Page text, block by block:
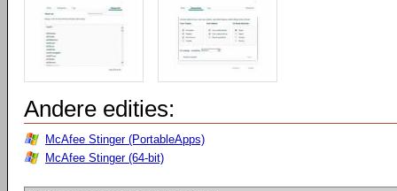
Andere edities:
McAfee Stinger (PortableApps)
McAfee Stinger (64-bit)